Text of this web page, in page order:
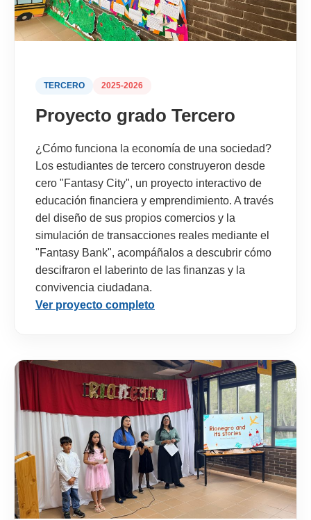
TERCERO 2025-2026
Proyecto grado Tercero
¿Cómo funciona la economía de una sociedad?
Los estudiantes de tercero construyeron desde
cero "Fantasy City", un proyecto interactivo de
educación financiera y emprendimiento. A través
del diseño de sus propios comercios y la
simulación de transacciones reales mediante el
"Fantasy Bank", acompáñalos a descubrir cómo
descifraron el laberinto de las finanzas y la
convivencia ciudadana.
Ver proyecto completo